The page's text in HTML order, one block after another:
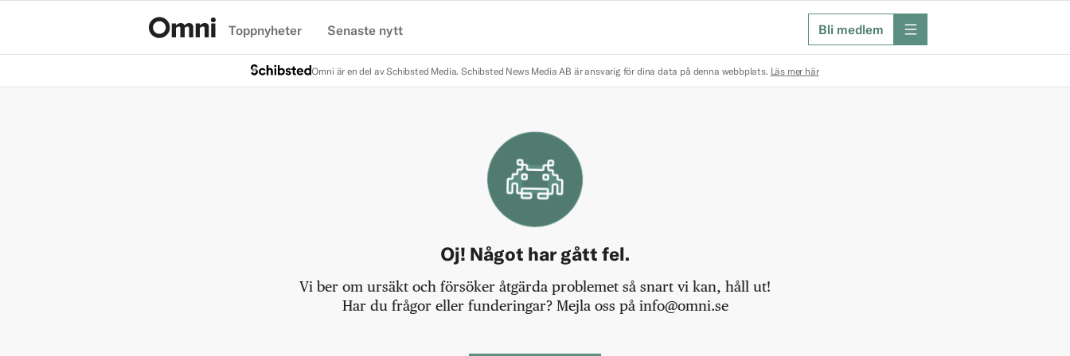
Toppnyheter Senaste nytt Bli medlem meny
Omni är en del av Schibsted Media. Schibsted News Media AB är ansvarig för dina data på denna webbplats. Läs mer här
Oj! Något har gått fel.
Vi ber om ursäkt och försöker åtgärda problemet så snart vi kan, håll ut!
Har du frågor eller funderingar? Mejla oss på info@omni.se